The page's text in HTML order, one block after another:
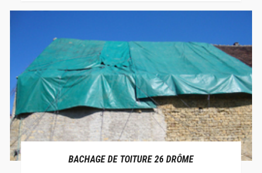
BACHAGE DE TOITURE 26 DRÔME